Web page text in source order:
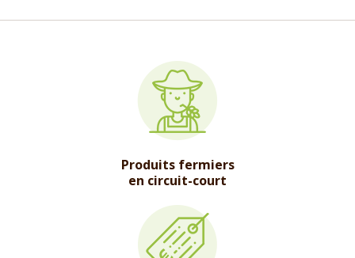
Produits fermiers
en circuit-court